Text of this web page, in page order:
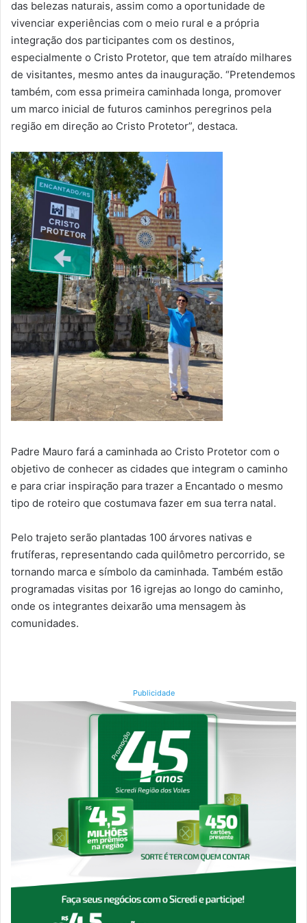
das belezas naturais, assim como a oportunidade de
vivenciar experiências com o meio rural e a própria
integração dos participantes com os destinos,
especialmente o Cristo Protetor, que tem atraído milhares
de visitantes, mesmo antes da inauguração. “Pretendemos
também, com essa primeira caminhada longa, promover
um marco inicial de futuros caminhos peregrinos pela
região em direção ao Cristo Protetor”, destaca.
Padre Mauro fará a caminhada ao Cristo Protetor com o
objetivo de conhecer as cidades que integram o caminho
e para criar inspiração para trazer a Encantado o mesmo
tipo de roteiro que costumava fazer em sua terra natal.
Pelo trajeto serão plantadas 100 árvores nativas e
frutíferas, representando cada quilômetro percorrido, se
tornando marca e símbolo da caminhada. Também estão
programadas visitas por 16 igrejas ao longo do caminho,
onde os integrantes deixarão uma mensagem às
comunidades.
Publicidade